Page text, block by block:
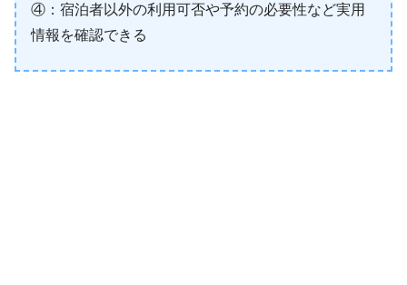
④：宿泊者以外の利用可否や予約の必要性など実用
情報を確認できる